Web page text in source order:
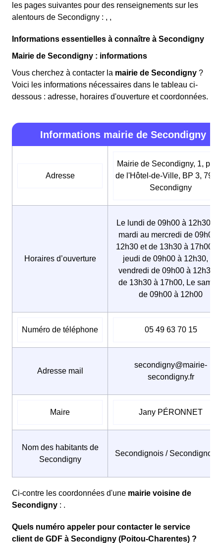
les pages suivantes pour des renseignements sur les
alentours de Secondigny : , ,
Informations essentielles à connaître à Secondigny
Mairie de Secondigny : informations
Vous cherchez à contacter la mairie de Secondigny ?
Voici les informations nécessaires dans le tableau ci-
dessous : adresse, horaires d'ouverture et coordonnées.
Informations mairie de Secondigny
Adresse
Mairie de Secondigny, 1,
de l'Hôtel-de-Ville, BP 3,
Secondigny
Horaires d’ouverture
Le lundi de 09h00 à 12h30,
mardi au mercredi de 09h00
12h30 et de 13h30 à 17h00,
jeudi de 09h00 à 12h30, Le
vendredi de 09h00 à 12h30
de 13h30 à 17h00, Le
de 09h00 à 12h00
Numéro de téléphone 05 49 63 70 15
Adresse mail
secondigny@mairie-
secondigny.fr
Maire Jany PÉRONNET
Nom des habitants de
Secondigny
Secondignois /
Ci-contre les coordonnées d'une mairie voisine de
Secondigny : .
Quels numéro appeler pour contacter le service
client de GDF à Secondigny (Poitou-Charentes) ?